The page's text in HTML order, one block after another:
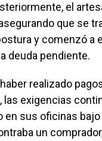
el
que se
y comenzó a
deuda pendiente.
realizado
exigencias
en sus oficinas
un